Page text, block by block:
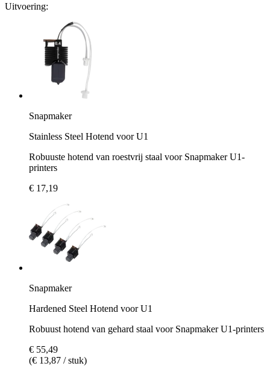
Uitvoering:
Snapmaker
Stainless Steel Hotend voor U1
Robuuste hotend van roestvrij staal voor Snapmaker U1-
printers
€ 17,19
Snapmaker
Hardened Steel Hotend voor U1
Robuust hotend van gehard staal voor Snapmaker U1-printers
€ 55,49
(€ 13,87 / stuk)